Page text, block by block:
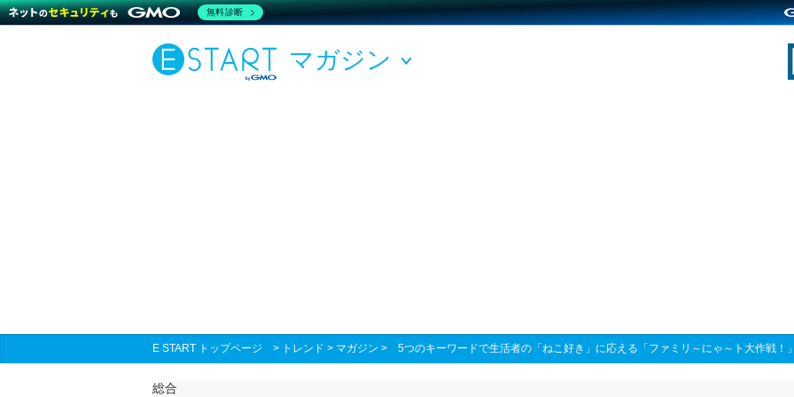
マガジン
E START トップページ > トレンド > マガジン > 5つのキーワードで生活者の「ねこ好き」に応える「ファミリ～にゃ～ト大作戦！
総合
無料診断